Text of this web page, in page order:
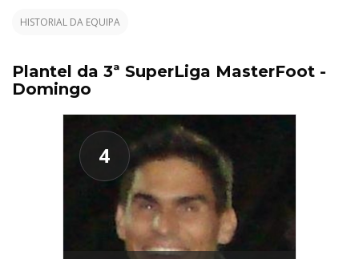
HISTORIAL DA EQUIPA
Plantel da 3ª SuperLiga MasterFoot -
Domingo
4